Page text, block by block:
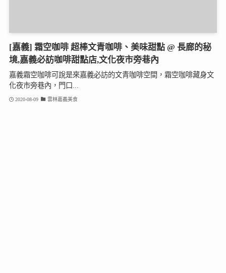
[嘉義] 霜空咖啡 超棒文青咖啡、美味甜點 @ 長廊的秘
境,嘉義必訪咖啡甜點店,文化夜市旁巷內
嘉義霜空咖啡可說是來嘉義必訪的文青咖啡空間，霜空咖啡藏身文
化夜市旁巷內，門口...
2020-08-09 雲林嘉義美食